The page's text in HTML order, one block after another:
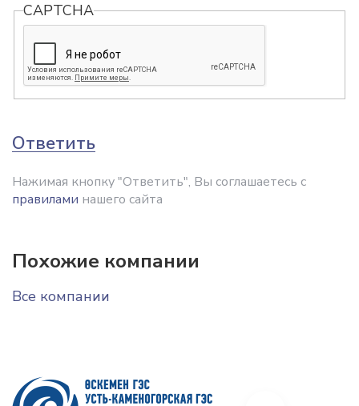
CAPTCHA
Ответить
Нажимая кнопку "Ответить", Вы соглашаетесь с
правилами нашего сайта
Похожие компании
Все компании